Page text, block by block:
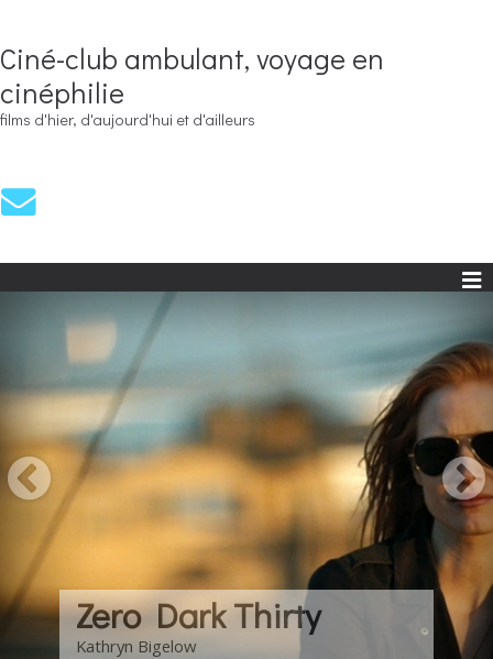
Ciné-club ambulant, voyage en
cinéphilie
films d'hier, d'aujourd'hui et d'ailleurs
Zero Dark Thirty
Kathryn Bigelow